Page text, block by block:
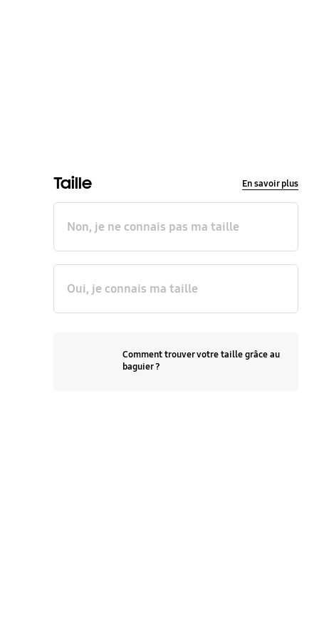
Taille En savoir plus
Non, je ne connais pas ma taille
Oui, je connais ma taille
Comment trouver votre taille grâce au
baguier ?